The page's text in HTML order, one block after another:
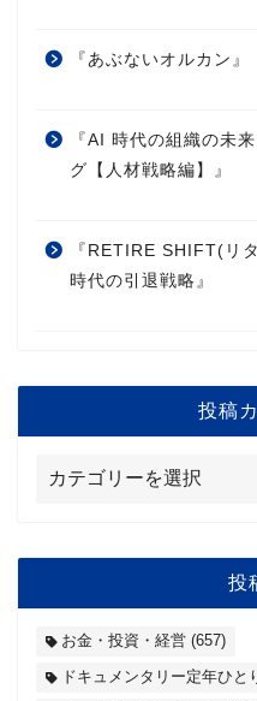
『あぶないオルカン』
『AI 時代の組織の未
グ【人材戦略編】』
『RETIRE SHIFT(リ
時代の引退戦略』
投稿
投
お金・投資・経営 (657)
ドキュメンタリー定年ひと